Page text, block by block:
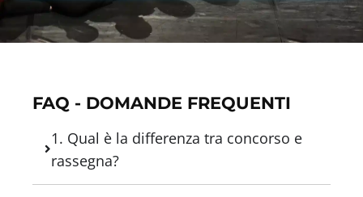
FAQ - DOMANDE FREQUENTI
1. Qual è la differenza tra concorso e
rassegna?